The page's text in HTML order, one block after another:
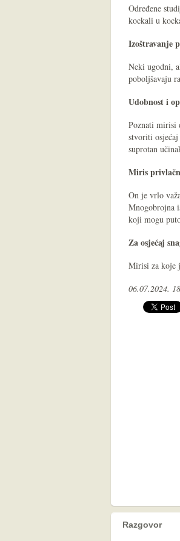
Određene
kockali u
Izoštravanje
Neki ugodni,
poboljšavaju
Udobnost i
Poznati mirisi
stvoriti
suprotan
Miris
On je vrlo
Mnogobrojna
koji mogu
Za osjećaj
Mirisi za koje
06.07.2024.
Razgovor